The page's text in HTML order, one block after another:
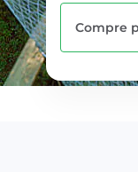
Compre